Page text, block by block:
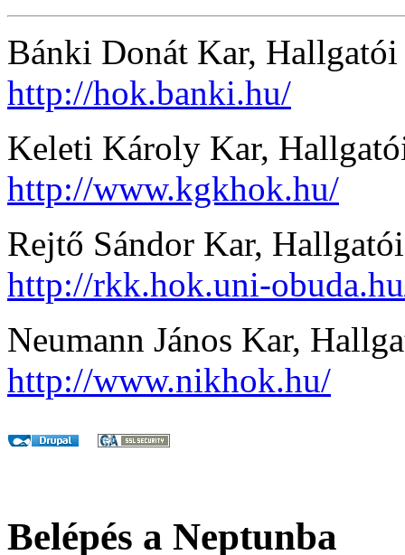
Bánki Donát Kar,
http://hok.banki.hu/
Keleti Károly Kar,
http://www.kgkhok.hu/
Rejtő Sándor Kar,
http://rkk.hok.uni-
Neumann János Kar,
http://www.nikhok.hu/
Belépés a Neptunba